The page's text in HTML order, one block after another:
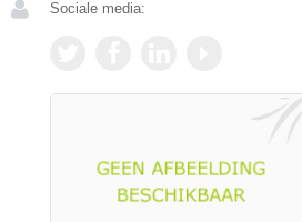
Sociale media: